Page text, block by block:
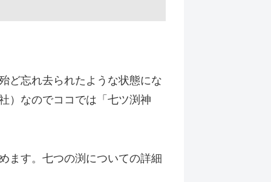
ど忘れ去られたような状態にな
）なのでココでは「七ツ渕神
ます。七つの渕についての詳細